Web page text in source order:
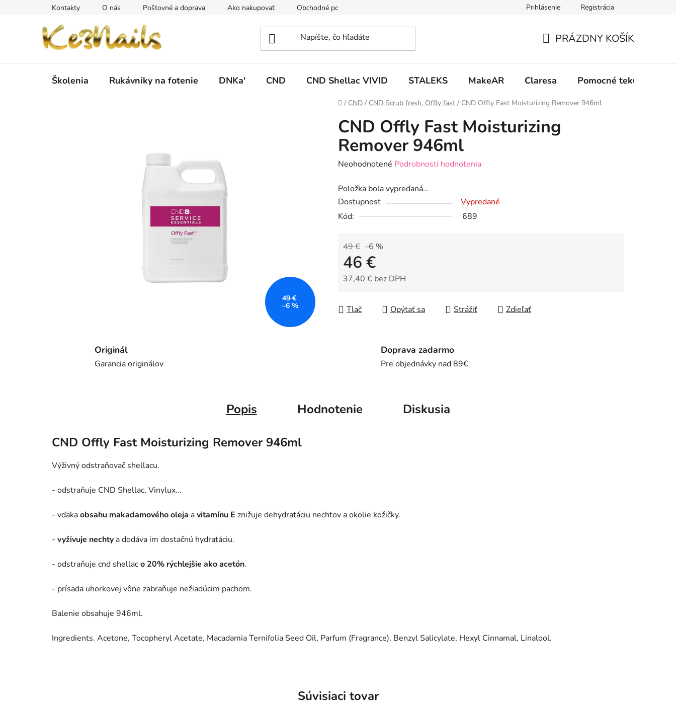
Kontakty O nás Poštovné a doprava Ako nakupovať Obchodné podmienky Formulár na odstúpenie od zmluvy
Prihlásenie Registrácia
KOŠÍK
PRÁZDNY KOŠÍK
Školenia Rukávniky na fotenie DNKa' CND CND Shellac VIVID STALEKS MakeAR Claresa Pomocné tekutiny
Domov
/ CND / CND Scrub fresh, Offly fast / CND Offly Fast Moisturizing Remover 946ml
CND Offly Fast Moisturizing
Remover 946ml
Priemerné
produktu
je
0,0
hviezdičiek.
Neohodnotené Podrobnosti hodnotenia
Položka bola vypredaná…
Dostupnosť
Vypredané
Kód:
689
49 € –6 %
46 €
37,40 € bez DPH
Tlač
Opýtať sa Strážiť Zdieľať
49 €
–6 %
Originál
Garancia originálov
Doprava zadarmo
Pre objednávky nad 89€
Popis Hodnotenie Diskusia
CND Offly Fast Moisturizing Remover 946ml
Výživný odstraňovač shellacu.
- odstraňuje CND Shellac, Vinylux...
- vďakaobsahu makadamového oleja avitamínu E znižuje dehydratáciu nechtov a okolie kožičky.
- vyživuje nechty a dodáva im dostačnú hydratáciu.
- odstraňuje cnd shellaco 20% rýchlejšie ako acetón.
- prísada uhorkovej vône zabraňuje nežiadúcim pachom.
Balenie obsahuje 946ml.
Ingredients. Acetone, Tocopheryl Acetate, Macadamia Ternifolia Seed Oil, Parfum (Fragrance), Benzyl Salicylate, Hexyl Cinnamal, Linalool.
Súvisiaci tovar